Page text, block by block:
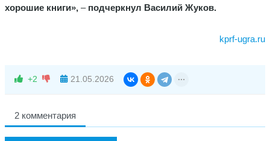
хорошие книги», – подчеркнул Василий Жуков.
kprf-ugra.ru
+2 21.05.2026
2 комментария